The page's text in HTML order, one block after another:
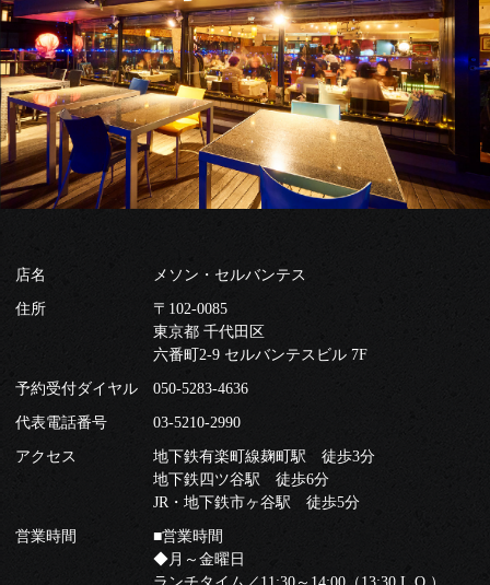
店名 メソン・セルバンテス
住所
〒102-0085
東京都 千代田区
六番町2-9 セルバンテスビル 7F
予約受付ダイヤル 050-5283-4636
代表電話番号 03-5210-2990
アクセス
地下鉄有楽町線麹町駅 徒歩3分
地下鉄四ツ谷駅 徒歩6分
JR・地下鉄市ヶ谷駅 徒歩5分
営業時間
■営業時間
◆月～金曜日